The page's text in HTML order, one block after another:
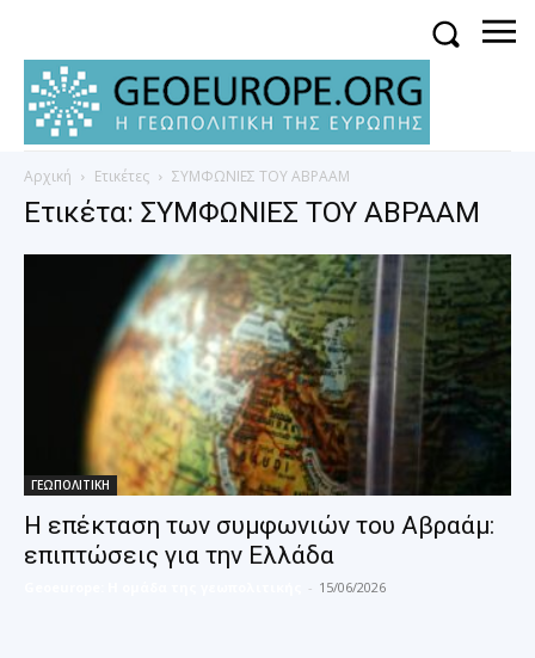
Αρχική Ετικέτες ΣΥΜΦΩΝΙΕΣ ΤΟΥ ΑΒΡΑΑΜ
Ετικέτα: ΣΥΜΦΩΝΙΕΣ ΤΟΥ ΑΒΡΑΑΜ
ΓΕΩΠΟΛΙΤΙΚΗ
Η επέκταση των συμφωνιών του Αβραάμ:
επιπτώσεις για την Ελλάδα
- 15/06/2026